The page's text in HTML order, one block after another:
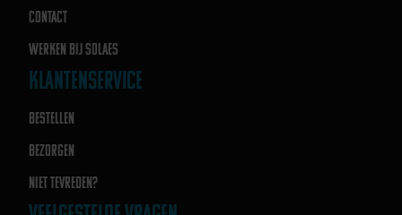
CONTACT
WERKEN BIJ SOLAES
KLANTENSERVICE
BESTELLEN
BEZORGEN
NIET TEVREDEN?